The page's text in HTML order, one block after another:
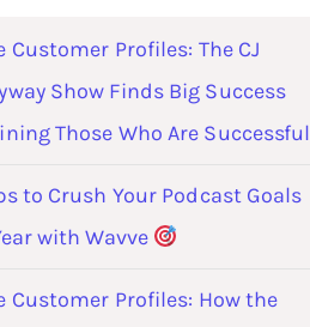
Customer Profiles: The CJ
Show Finds Big Success
Those Who Are Successful
to Crush Your Podcast Goals
with Wavve
Customer Profiles: How the